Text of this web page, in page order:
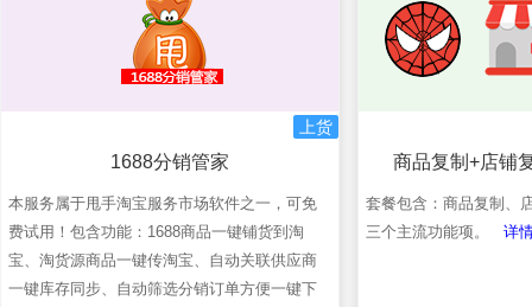
上货
1688分销管家
本服务属于甩手淘宝服务市场软件之一，可免
费试用！包含功能：1688商品一键铺货到淘
宝、淘货源商品一键传淘宝、自动关联供应商
一键库存同步、自动筛选分销订单方便一键下
商品复制+店铺
套餐包含：商品复制、
三个主流功能项。 详